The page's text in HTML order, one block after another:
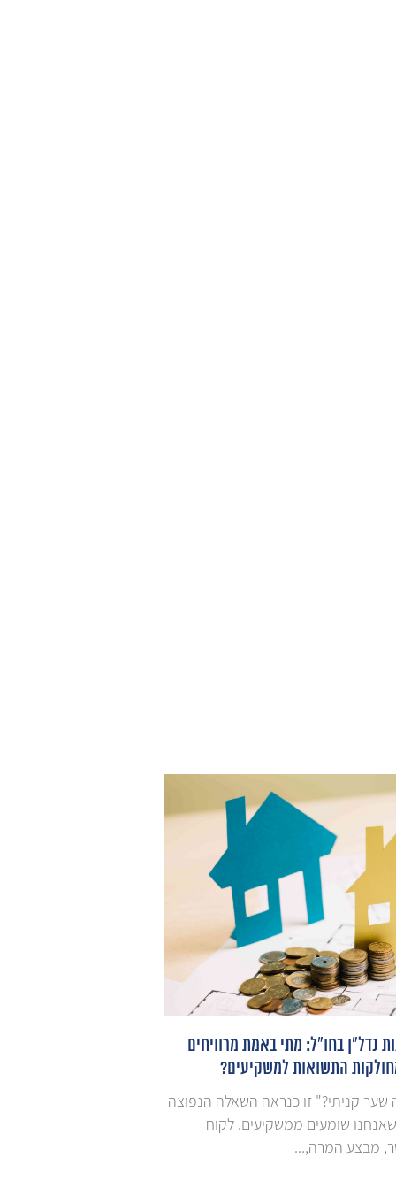
נדל"ן בחו"ל: מתי באמת מרוויחים
התשואות למשקיעים?
שער קניתי?" זו כנראה השאלה הנפוצה
שומעים ממשקיעים. לקוח
מבצע המרה,...